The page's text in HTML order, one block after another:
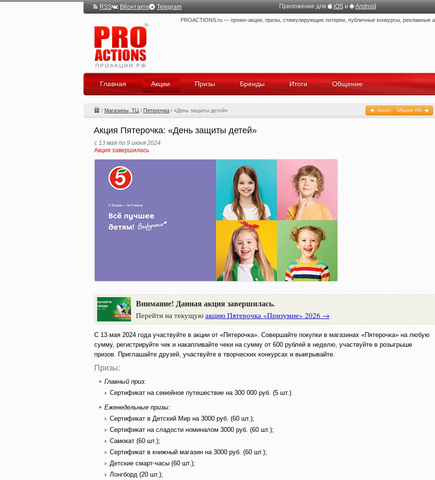
RSS ВКонтакте Telegram Приложение для iOSи Android
PROACTIONS.ru — промо-акции, призы, стимулирующие лотереи, публичные конкурсы, рекламные
Главная Акции Призы Бренды Итоги Общение
Ашан Мария-РА
/ Магазины, ТЦ / Пятерочка / «День защиты детей»
Акция Пятерочка: «День защиты детей»
с 13 мая по 9 июня 2024
Акция завершилась
Внимание! Данная акция завершилась.
Перейти на текущую акцию Пятерочка «Призумие» 2026 →
С 13 мая 2024 года участвуйте в акции от «Пятерочка». Совершайте покупки в магазинах «Пятерочка» на любую
сумму, регистрируйте чек и накапливайте чеки на сумму от 600 рублей в неделю, участвуйте в розыгрыше
призов. Приглашайте друзей, участвуйте в творческих конкурсах и выигрывайте.
Призы:
Главный приз:
Сертификат на семейное путешествие на 300 000 руб. (5 шт.)
Еженедельные призы:
Сертификат в Детский Мир на 3000 руб. (60 шт.);
Сертификат на сладости номиналом 3000 руб. (60 шт.);
Самокат (60 шт.);
Сертификат в книжный магазин на 3000 руб. (60 шт.);
Детские смарт-часы (60 шт.);
Лонгборд (20 шт.);